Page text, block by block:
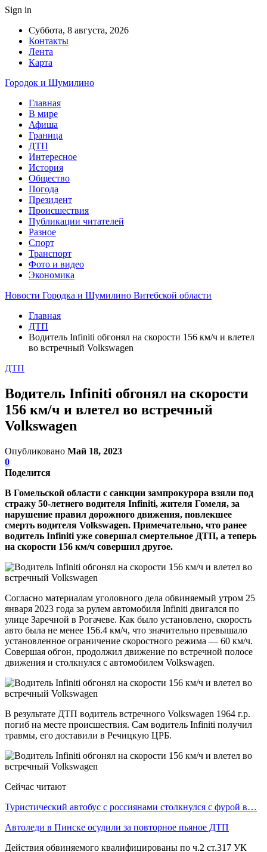
Sign in
Суббота, 8 августа, 2026
Контакты
Лента
Карта
Городок и Шумилино
Главная
В мире
Афиша
Граница
ДТП
Интересное
История
Общество
Погода
Президент
Происшествия
Публикации читателей
Разное
Спорт
Транспорт
Фото и видео
Экономика
Новости Городка и Шумилино Витебской области
Главная
ДТП
Водитель Infiniti обгонял на скорости 156 км/ч и влетел
во встречный Volkswagen
ДТП
Водитель Infiniti обгонял на скорости
156 км/ч и влетел во встречный
Volkswagen
Опубликовано Май 18, 2023
0
Поделится
В Гомельской области с санкции зампрокурора взяли под
стражу 50-летнего водителя Infiniti, жителя Гомеля, за
нарушение правил дорожного движения, повлекшее
смерть водителя Volkswagen. Примечательно, что ранее
водитель Infiniti уже совершал смертельное ДТП, а теперь
на скорости 156 км/ч совершил другое.
Согласно материалам уголовного дела обвиняемый утром 25
января 2023 года за рулем автомобиля Infiniti двигался по
улице Заречной в Рогачеве. Как было установлено, скорость
авто была не менее 156.4 км/ч, что значительно превышало
установленное ограничение скоростного режима — 60 км/ч.
Совершая обгон, продолжил движение по встречной полосе
движения и столкнулся с автомобилем Volkswagen.
В результате ДТП водитель встречного Volkswagen 1964 г.р.
погиб на месте происшествия. Сам водитель Infiniti получил
травмы, его доставили в Речицкую ЦРБ.
Сейчас читают
Туристический автобус с россиянами столкнулся с фурой в…
Автоледи в Пинске осудили за повторное пьяное ДТП
Действия обвиняемого квалифицированы по ч.2 ст.317 УК